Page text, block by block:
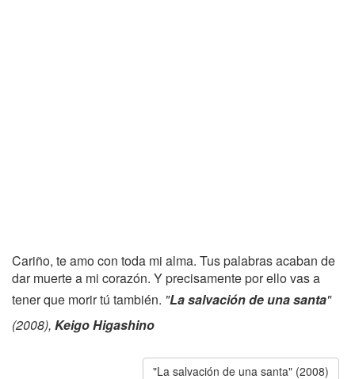
Cariño, te amo con toda mi alma. Tus palabras acaban de
dar muerte a mi corazón. Y precisamente por ello vas a
tener que morir tú también. "La salvación de una santa"
(2008), Keigo Higashino
"La salvación de una santa" (2008)